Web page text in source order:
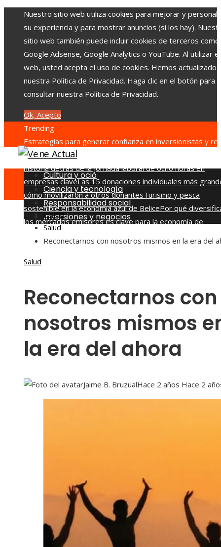
Nuestro sitio web utiliza cookies para mejorar y
su experiencia y para mostrar anuncios (si los hay).
sitio web también puede incluir cookies de terceros como
Google Adsense, Google Analytics o YouTube. Al utilizar
web, usted acepta el uso de cookies. Hemos actualizado
nuestra Política de Privacidad. Haga clic en el botón para
consultar nuestra Política de Privacidad.
Ok, Acepto
Trending
Estrategias para generar confianza en inversionistas y
la fragmentación económica en Bosnia y Herzegovina
historia detrás de la jornada laboral de ocho horas en
empresas claveLas 15 donaciones individuales más
cómo movilizaron a otros donantesTurismo y pesca
sostenible en la economía azul de BelicePor qué
los mercados emisores es clave para la economía de
Cultura y ocio
Ciencia y tecnología
Responsabilidad social
Inversiones y negocios
Home
Salud
Reconectarnos con nosotros mismos en la era del
Salud
Reconectarnos con
nosotros mismos
la era del ahora
Jaime B. BruzualHace 2 años Hace 2